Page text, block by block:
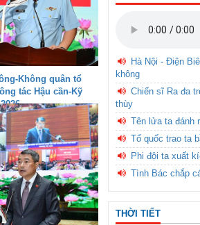
Không quân tổ
tác Hậu cần-Kỹ
Hà Nội - Điện
không
Chiến sĩ Ra đa
thùy
Tên lửa ta đánh
Tổ quốc trao ta
Phi đội ta xuất
Tình Bác chắp
THỜI TIẾT